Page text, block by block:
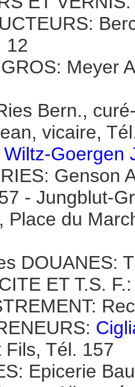
12
Meyer
Bern.,
vicaire,
Goergen
Genson
- Jungblut-
Place du
DOUANES:
ET T.S.
Fils, Tél. 157
Epicerie